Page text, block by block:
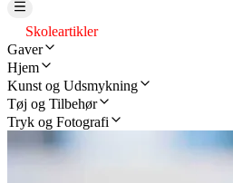
Skoleartikler
Gaver
Hjem
Kunst og Udsmykning
Tøj og Tilbehør
Tryk og Fotografi